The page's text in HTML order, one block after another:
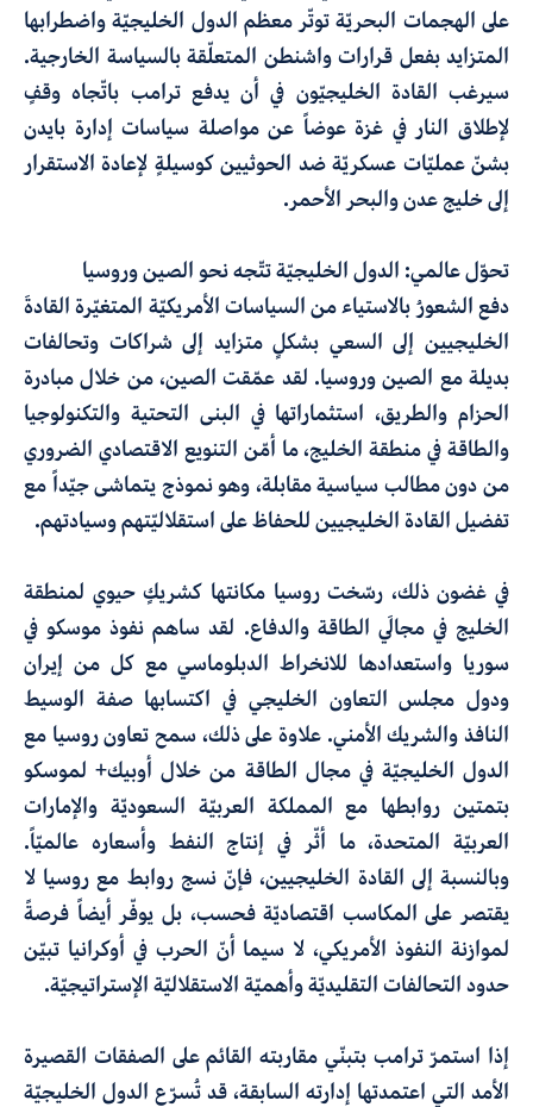
على الهجمات البحريّة توتّر معظم الدول الخليجيّة واضطرابها
المتزايد بفعل قرارات واشنطن المتعلّقة بالسياسة الخارجية.
سيرغب القادة الخليجيّون في أن يدفع ترامب باتّجاه وقفٍ
لإطلاق النار في غزة عوضاً عن مواصلة سياسات إدارة بايدن
بشنّ عمليّات عسكريّة ضد الحوثيين كوسيلةٍ لإعادة الاستقرار
إلى خليج عدن والبحر الأحمر.
تحوّل عالمي: الدول الخليجيّة تتّجه نحو الصين وروسيا
دفع الشعورُ بالاستياء من السياسات الأمريكيّة المتغيّرة القادةَ
الخليجيين إلى السعي بشكلٍ متزايد إلى شراكات وتحالفات
بديلة مع الصين وروسيا. لقد عمّقت الصين، من خلال مبادرة
الحزام والطريق، استثماراتها في البنى التحتية والتكنولوجيا
والطاقة في منطقة الخليج، ما أمّن التنويع الاقتصادي الضروري
من دون مطالب سياسية مقابلة، وهو نموذج يتماشى جيّداً مع
تفضيل القادة الخليجيين للحفاظ على استقلاليّتهم وسيادتهم.
في غضون ذلك، رسّخت روسيا مكانتها كشريكٍ حيوي لمنطقة
الخليج في مجالَي الطاقة والدفاع. لقد ساهم نفوذ موسكو في
سوريا واستعدادها للانخراط الدبلوماسي مع كل من إيران
ودول مجلس التعاون الخليجي في اكتسابها صفة الوسيط
النافذ والشريك الأمني. علاوة على ذلك، سمح تعاون روسيا مع
الدول الخليجيّة في مجال الطاقة من خلال أوبيك+ لموسكو
بتمتين روابطها مع المملكة العربيّة السعوديّة والإمارات
العربيّة المتحدة، ما أثّر في إنتاج النفط وأسعاره عالميّاً.
وبالنسبة إلى القادة الخليجيين، فإنّ نسج روابط مع روسيا لا
يقتصر على المكاسب اقتصاديّة فحسب، بل يوفّر أيضاً فرصةً
لموازنة النفوذ الأمريكي، لا سيما أنّ الحرب في أوكرانيا تبيّن
حدود التحالفات التقليديّة وأهميّة الاستقلاليّة الإستراتيجيّة.
إذا استمرّ ترامب بتبنّي مقاربته القائم على الصفقات القصيرة
الأمد التي اعتمدتها إدارته السابقة، قد تُسرّع الدول الخليجيّة